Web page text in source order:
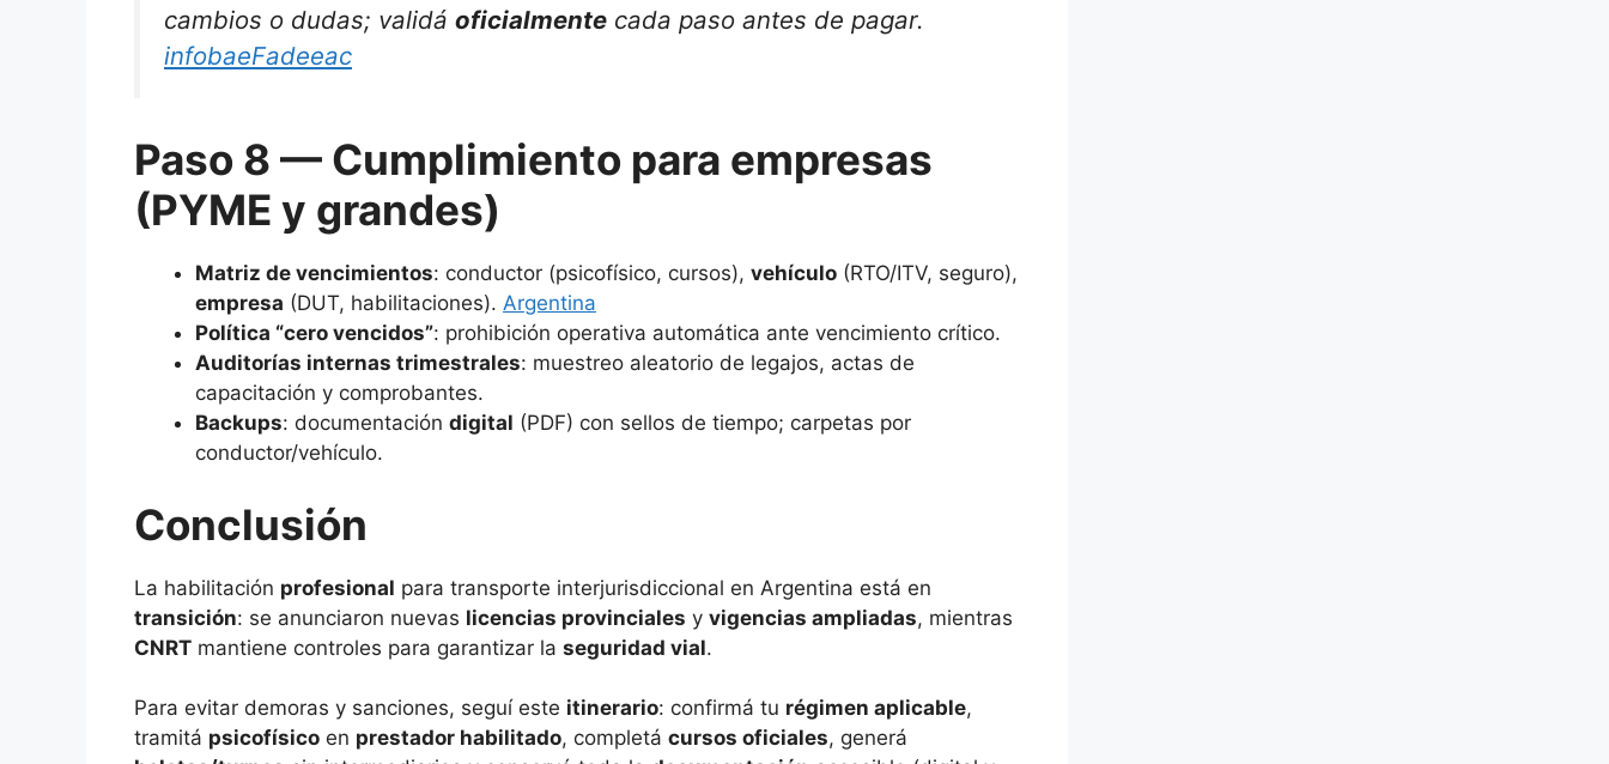
cambios o dudas; validá oficialmente cada paso antes de pagar.
infobaeFadeeac
Paso 8 — Cumplimiento para empresas
(PYME y grandes)
Matriz de vencimientos: conductor (psicofísico, cursos), vehículo (RTO/ITV, seguro),
empresa (DUT, habilitaciones). Argentina
Política “cero vencidos”: prohibición operativa automática ante vencimiento crítico.
Auditorías internas trimestrales: muestreo aleatorio de legajos, actas de
capacitación y comprobantes.
Backups: documentación digital (PDF) con sellos de tiempo; carpetas por
conductor/vehículo.
Conclusión
La habilitación profesional para transporte interjurisdiccional en Argentina está en
transición: se anunciaron nuevas licencias provinciales y vigencias ampliadas, mientras
CNRT mantiene controles para garantizar la seguridad vial.
Para evitar demoras y sanciones, seguí este itinerario: confirmá tu régimen aplicable,
tramitá psicofísico en prestador habilitado, completá cursos oficiales, generá